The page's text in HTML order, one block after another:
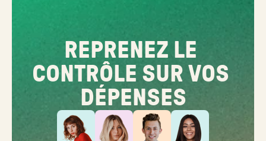
REPRENEZ LE
CONTRÔLE SUR VOS
DÉPENSES